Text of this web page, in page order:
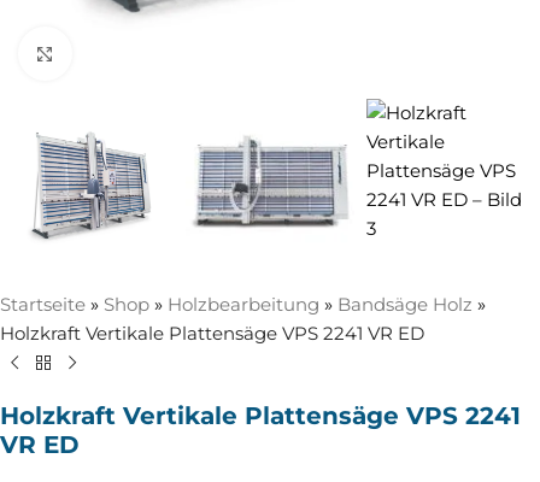
Startseite » Shop » Holzbearbeitung » Bandsäge Holz »
Holzkraft Vertikale Plattensäge VPS 2241 VR ED
Holzkraft Vertikale Plattensäge VPS 2241
VR ED